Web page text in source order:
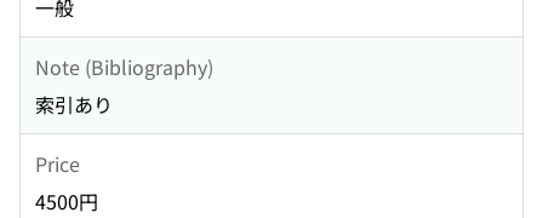
一般
Note (Bibliography)
索引あり
Price
4500円